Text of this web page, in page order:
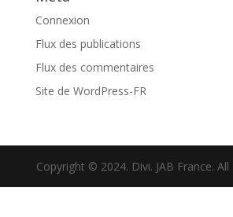
Connexion
Flux des publications
Flux des commentaires
Site de WordPress-FR
Copyright © 2024. Divi. JAB France. All